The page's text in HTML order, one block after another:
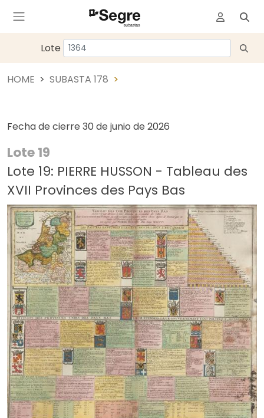
Lote
HOME SUBASTA 178
Fecha de cierre 30 de junio de 2026
Lote 19
Lote 19: PIERRE HUSSON - Tableau des
XVII Provinces des Pays Bas